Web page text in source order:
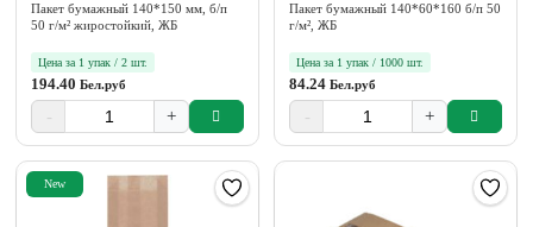
Пакет бумажный 140*150 мм, б/п
50 г/м² жиростойкий, ЖБ
Цена за 1 упак / 2 шт.
194.40 Бел.руб
- +
Пакет бумажный 140*60*160 б/п 50
г/м², ЖБ
Цена за 1 упак / 1000 шт.
84.24 Бел.руб
- +
New